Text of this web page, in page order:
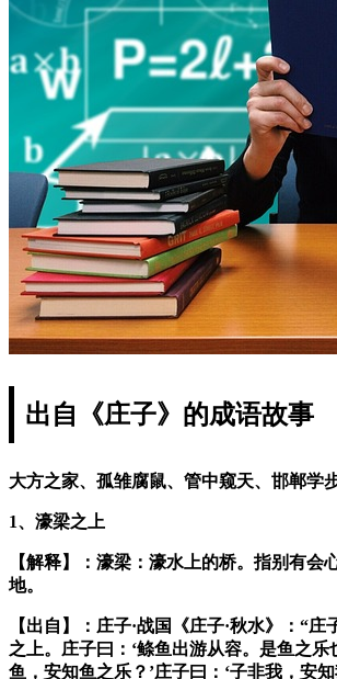
出自《庄子》的成语故事
大方之家、孤雏腐鼠、管中窥天、邯郸学
1、濠梁之上
【解释】：濠梁：濠水上的桥。指别有会
地。
【出自】：庄子·战国《庄子·秋水》：“
之上。庄子曰：‘鲦鱼出游从容。是鱼之乐
鱼，安知鱼之乐？’庄子曰：‘子非我，安